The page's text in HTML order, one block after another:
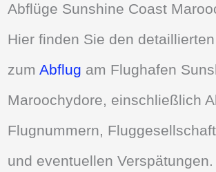
Abflüge Sunshine Coast
Hier finden Sie den
zumAbflug am Flughafen
Maroochydore, einschließlich
Flugnummern,
und eventuellen